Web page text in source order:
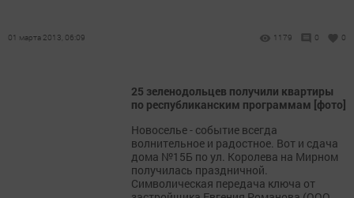
01 марта 2013, 06:09 1179 0 0
25 зеленодольцев получили квартиры
по республиканским программам [фото]
Новоселье - событие всегда
волнительное и радостное. Вот и сдача
дома №15Б по ул. Королева на Мирном
получилась праздничной.
Символическая передача ключа от